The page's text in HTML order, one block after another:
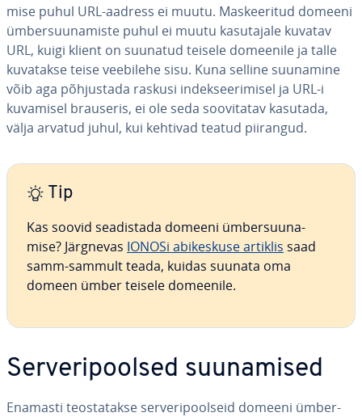
mise puhul URL-aadress ei muutu. Mas­kee­ri­tud domeeni
üm­ber­suu­na­miste puhul ei muutu ka­su­tajale kuvatav
URL, kuigi klient on suunatud teisele domeenile ja talle
kuvatakse teise veebilehe sisu. Kuna selline suunamine
võib aga põh­jus­tada raskusi in­deksee­ri­misel ja URL-i
kuvamisel brauseris, ei ole seda soo­vi­ta­tav kasutada,
välja arvatud juhul, kui kehtivad teatud piirangud.
Tip
Kas soovid sea­dis­tada domeeni üm­ber­suu­na­
mise? Järgnevas IONOSi abi­kes­kuse artiklis saad
samm-sammult teada, kuidas suunata oma
domeen ümber teisele domeenile.
Ser­ve­ri­pool­sed suu­na­mised
Enamasti teos­ta­takse ser­ve­ri­pool­seid domeeni üm­ber­